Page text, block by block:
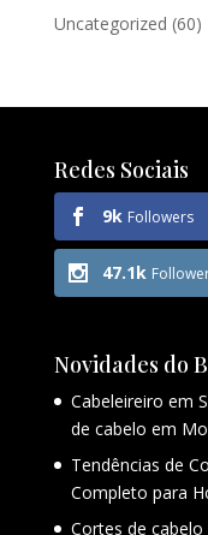
Uncategorized (60)
Redes Sociais
9k Followers
47.1k
Novidades do
Cabeleireiro em
de cabelo em
Tendências de
Completo para
Cortes de